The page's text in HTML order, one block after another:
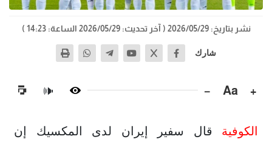
نشر بتاريخ: 2026/05/29 ( آخر تحديث: 2026/05/29 الساعة: 14:23 )
شارك
+
Aa
−
🔊
الكوفية قال سفير إيران لدى المكسيك إن